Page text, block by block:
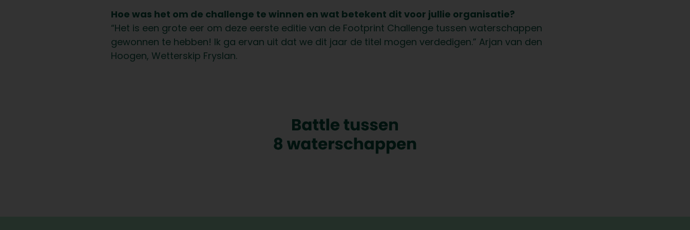
Hoe was het om de challenge te winnen en wat betekent dit voor jullie organisatie?
“Het is een grote eer om deze eerste editie van de Footprint Challenge tussen waterschappen
gewonnen te hebben! Ik ga ervan uit dat we dit jaar de titel mogen verdedigen.” Arjan van den
Hoogen, Wetterskip Fryslan.